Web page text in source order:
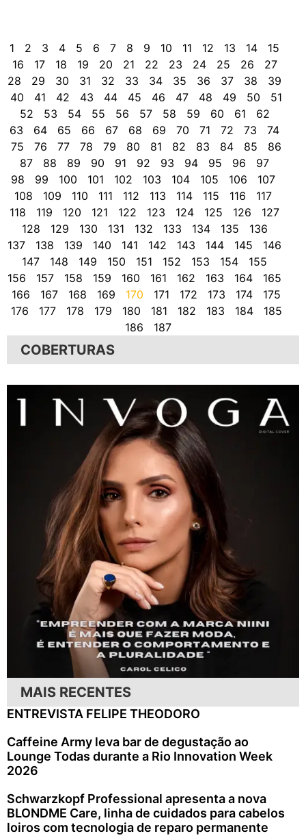
1 2 3 4 5 6 7 8 9 10 11 12 13 14
15
16
17 18 19 20 21 22 23 24 25 26
27
28
29 30 31 32 33 34 35 36 37 38
39
40
41 42 43 44 45 46 47 48 49 50
51
52
53 54 55 56 57 58 59 60 61
62
63
64 65 66 67 68 69 70 71 72 73
74
75
76 77 78 79 80 81 82 83 84 85
86
87
88 89 90 91 92 93 94 95 96
97
98
99 100 101 102 103 104 105 106
107
108
109 110 111 112 113 114 115 116
117
118
119 120 121 122 123 124 125 126
127
128
129 130 131 132 133 134 135
136
137
138 139 140 141 142 143 144 145
146
147
148 149 150 151 152 153 154
155
156
157 158 159 160 161 162 163 164
165
166
167 168 169 170 171 172 173 174
175
176
177 178 179 180 181 182 183 184
185
186
187
COBERTURAS
MAIS RECENTES
ENTREVISTA FELIPE THEODORO
Caffeine Army leva bar de degustação ao
Lounge Todas durante a Rio Innovation Week
2026
Schwarzkopf Professional apresenta a nova
BLONDME Care, linha de cuidados para cabelos
loiros com tecnologia de reparo permanente